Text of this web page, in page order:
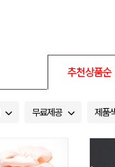
추천상품순
무료제공 제품